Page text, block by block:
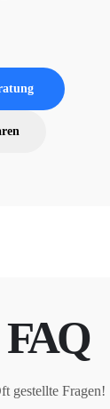
FAQ
gestellte Fragen!